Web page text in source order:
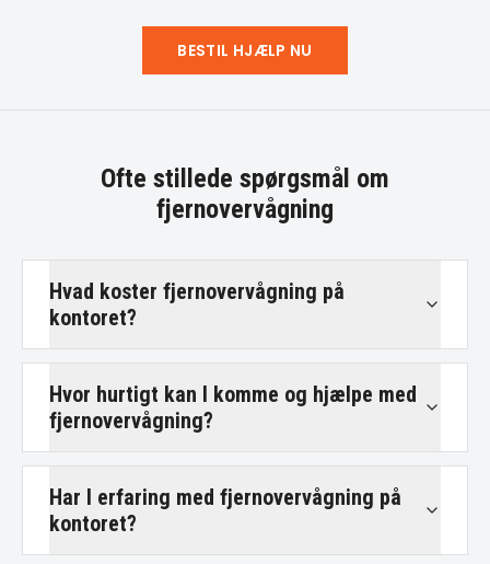
BESTIL HJÆLP NU
Ofte stillede spørgsmål om
fjernovervågning
Hvad koster fjernovervågning på
kontoret?
Hvor hurtigt kan I komme og hjælpe med
fjernovervågning?
Har I erfaring med fjernovervågning på
kontoret?